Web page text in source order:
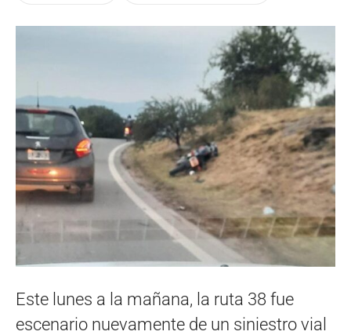
Este lunes a la mañana, la ruta 38 fue
escenario nuevamente de un siniestro vial